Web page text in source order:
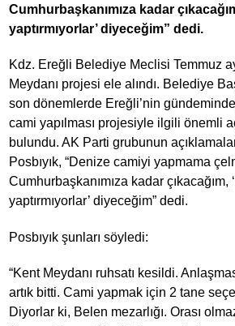
Cumhurbaşkanımıza kadar
yaptırmıyorlar’ diyeceğim” dedi.
Kdz. Ereğli Belediye Meclisi Temmuz
Meydanı projesi ele alındı. Belediye
son dönemlerde Ereğli’nin
cami yapılması projesiyle ilgili önemli
bulundu. AK Parti grubunun
Posbıyık, “Denize camiyi yapmama
Cumhurbaşkanımıza kadar çıkacağım,
yaptırmıyorlar’ diyeceğim” dedi.
Posbıyık şunları söyledi:
“Kent Meydanı ruhsatı kesildi.
artık bitti. Cami yapmak için 2 tane
Diyorlar ki, Belen mezarlığı. Orası